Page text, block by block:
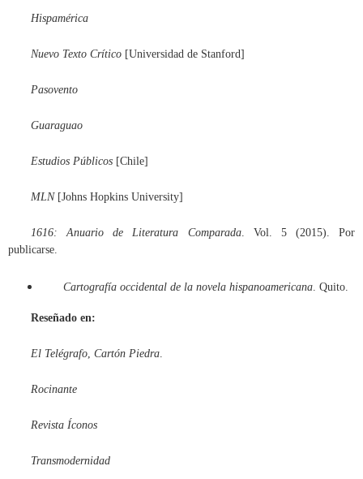
Hispamérica
Nuevo Texto Crítico [Universidad de Stanford]
Pasovento
Guaraguao
Estudios Públicos [Chile]
MLN [Johns Hopkins University]
1616: Anuario de Literatura Comparada. Vol. 5 (2015). Por
publicarse.
Cartografía occidental de la novela hispanoamericana . Quito.
Reseñado en:
El Telégrafo Cartón Piedra
Rocinante
Revista Íconos
Transmodernidad